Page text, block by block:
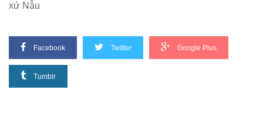
xứ Nẫu
Facebook Twitter Google Plus
Tumblr